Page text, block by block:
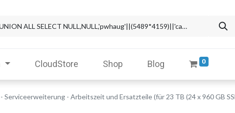
CloudStore Shop Blog 0
Serviceerweiterung - Arbeitszeit und Ersatzteile (für 23 TB (24 x 960 GB